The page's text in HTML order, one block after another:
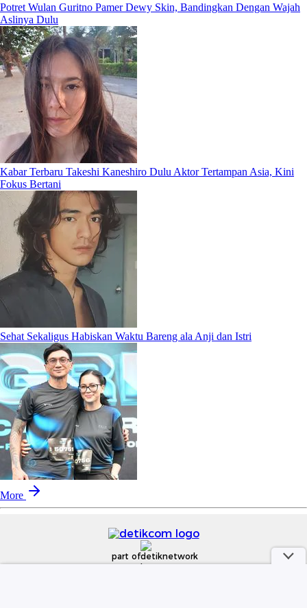
Potret Wulan Guritno Pamer Dewy Skin, Bandingkan Dengan Wajah
Aslinya Dulu
Kabar Terbaru Takeshi Kaneshiro Dulu Aktor Tertampan Asia, Kini
Fokus Bertani
Sehat Sekaligus Habiskan Waktu Bareng ala Anji dan Istri
More
part of